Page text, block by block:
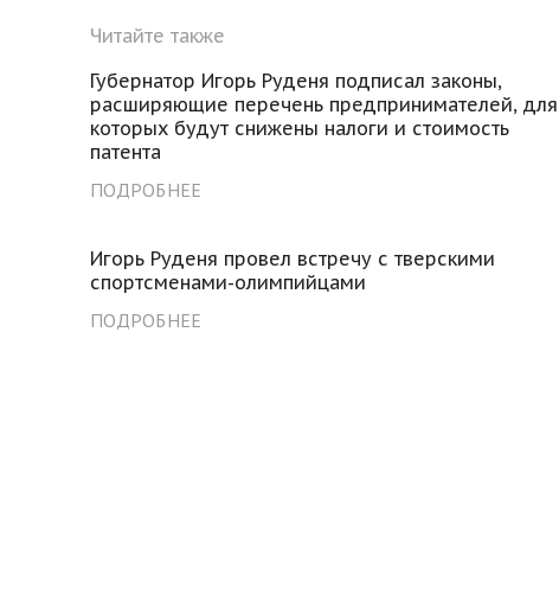
Читайте также
Губернатор Игорь Руденя подписал законы,
расширяющие перечень предпринимателей, для
которых будут снижены налоги и стоимость
патента
ПОДРОБНЕЕ
Игорь Руденя провел встречу с тверскими
спортсменами-олимпийцами
ПОДРОБНЕЕ